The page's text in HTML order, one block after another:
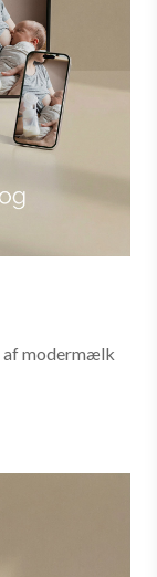
af modermælk